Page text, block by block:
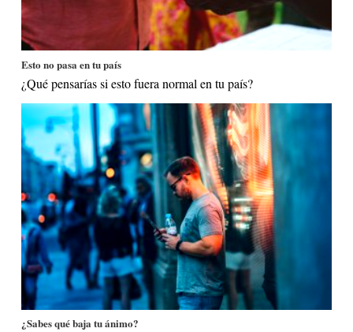
Esto no pasa en tu país
¿Qué pensarías si esto fuera normal en tu país?
¿Sabes qué baja tu ánimo?